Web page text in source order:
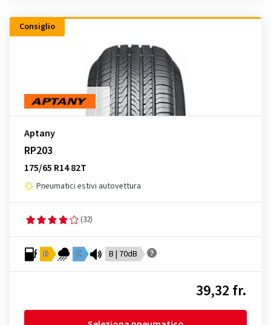
Consiglio
Aptany
RP203
175/65 R14 82T
Pneumatici estivi autovettura
(32)
D C B | 70dB
39,32 fr.